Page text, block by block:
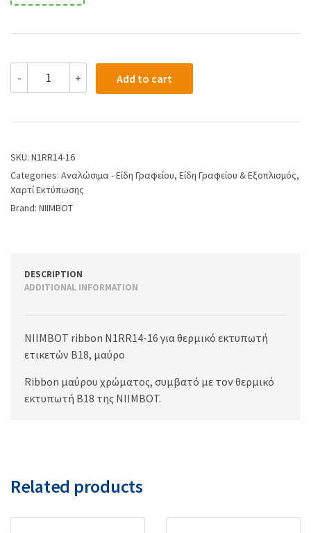
- + Add to cart
SKU: N1RR14-16
Categories: Αναλώσιμα - Είδη Γραφείου, Είδη Γραφείου & Εξοπλισμός,
Χαρτί Εκτύπωσης
Brand: NIIMBOT
DESCRIPTION
ADDITIONAL INFORMATION
NIIMBOT ribbon N1RR14-16 για θερμικό εκτυπωτή
ετικετών B18, μαύρο
Ribbon μαύρου χρώματος, συμβατό με τον θερμικό
εκτυπωτή B18 της NIIMBOT.
Related products